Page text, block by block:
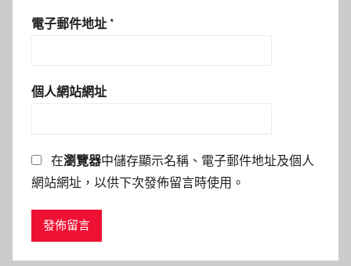
電子郵件地址 *
個人網站網址
在瀏覽器中儲存顯示名稱、電子郵件地址及個人
網站網址，以供下次發佈留言時使用。